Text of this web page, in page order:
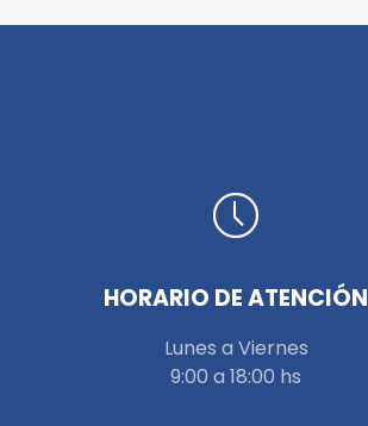
HORARIO DE ATENCIÓN
Lunes a Viernes
9:00 a 18:00 hs